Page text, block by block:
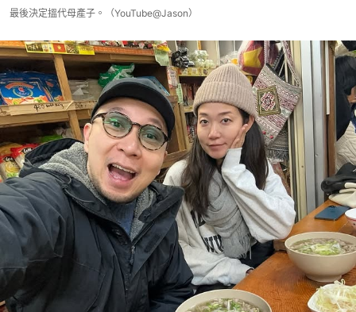
最後決定搵代母產子。（YouTube@Jason）